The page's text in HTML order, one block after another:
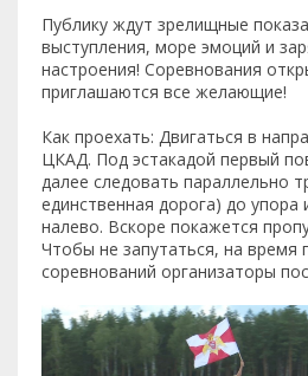
Публику ждут зрелищные
выступления, море эмоций и
настроения! Соревнования
приглашаются все желающие!
Как проехать: Двигаться в
ЦКАД. Под эстакадой первый
далее следовать параллельно
единственная дорога) до упора
налево. Вскоре покажется
Чтобы не запутаться, на время
соревнований организаторы